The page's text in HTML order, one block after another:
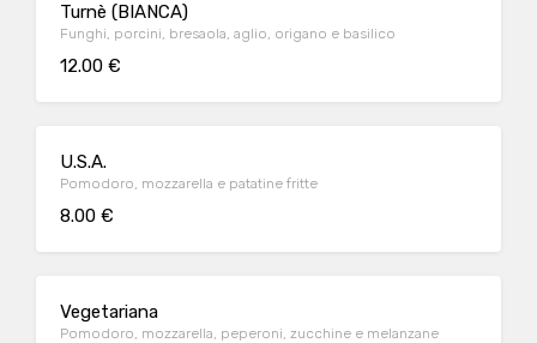
Turnè (BIANCA)
Funghi, porcini, bresaola, aglio, origano e basilico
12.00 €
U.S.A.
Pomodoro, mozzarella e patatine fritte
8.00 €
Vegetariana
Pomodoro, mozzarella, peperoni, zucchine e melanzane